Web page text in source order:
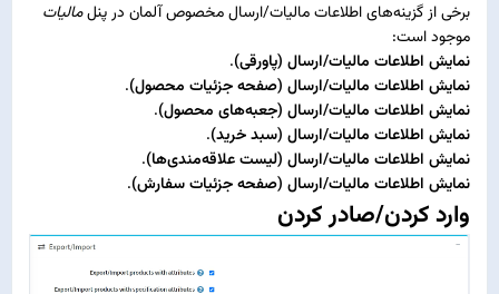
برخی از گزینه‌های اطلاعات مالیات/ارسال مخصوص آلمان در پنلمالیات
موجود است:
نمایش اطلاعات مالیات/ارسال (پاورقی).
نمایش اطلاعات مالیات/ارسال (صفحه جزئیات محصول).
نمایش اطلاعات مالیات/ارسال (جعبه‌های محصول).
نمایش اطلاعات مالیات/ارسال (سبد خرید).
نمایش اطلاعات مالیات/ارسال (لیست علاقه‌مندی‌ها).
نمایش اطلاعات مالیات/ارسال (صفحه جزئیات سفارش).
وارد کردن/صادر کردن